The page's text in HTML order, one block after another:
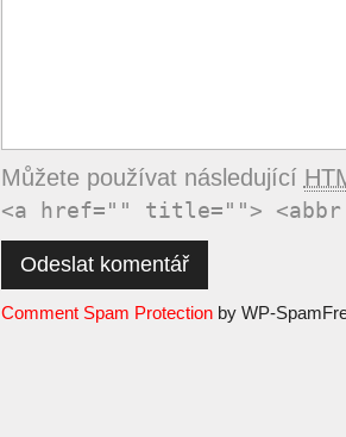
Můžete používat následující
<a href="" title=""> <abbr
Comment Spam Protectionby WP-